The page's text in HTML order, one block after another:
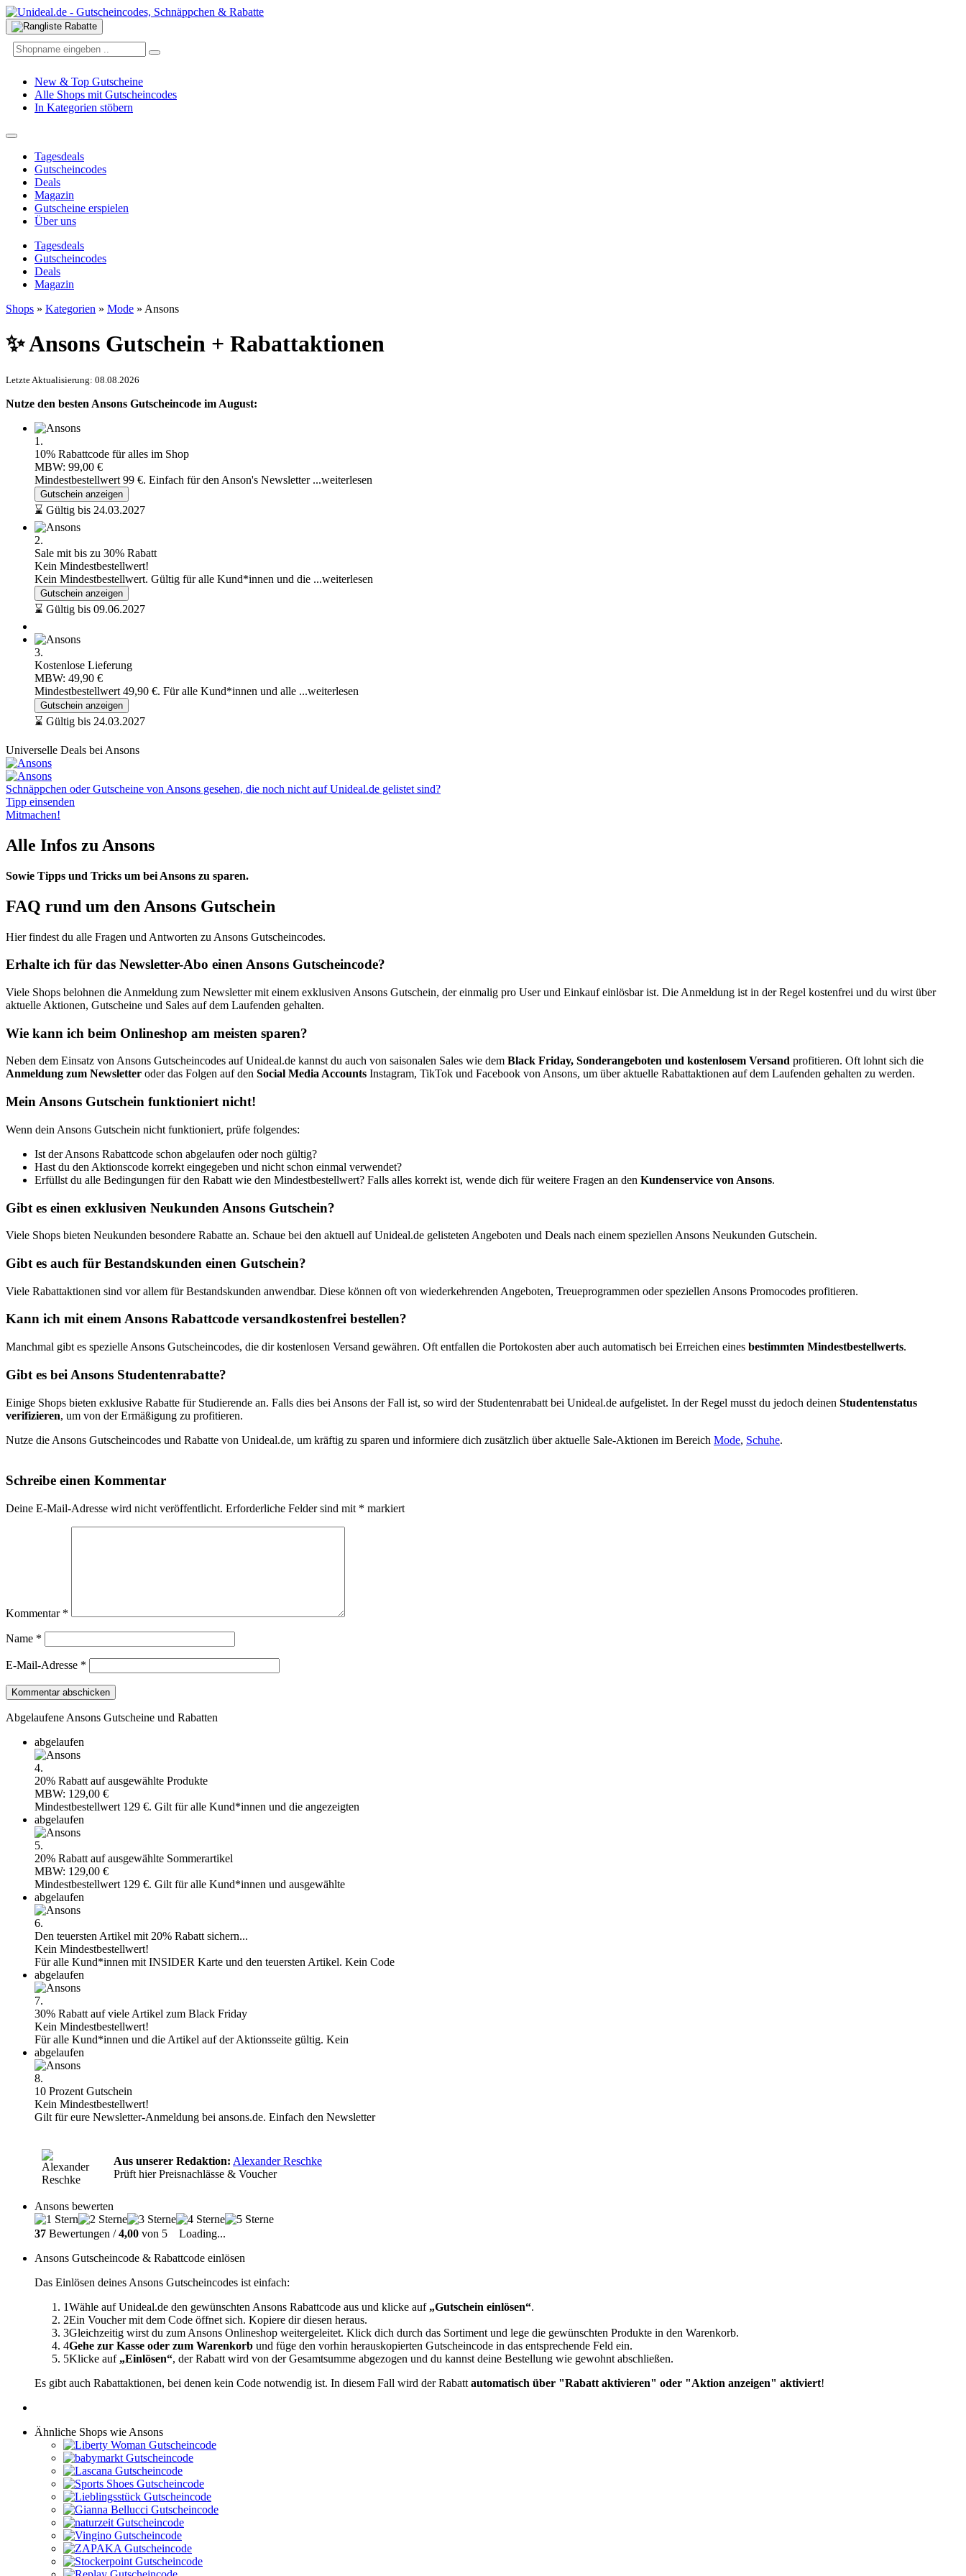
New & Top Gutscheine
Alle Shops mit Gutscheincodes
In Kategorien stöbern
Tagesdeals
Gutscheincodes
Deals
Magazin
Gutscheine erspielen
Über uns
Tagesdeals
Gutscheincodes
Deals
Magazin
Shops » Kategorien » Mode » Ansons
✨ Ansons Gutschein + Rabattaktionen
Letzte Aktualisierung: 08.08.2026
Nutze den besten Ansons Gutscheincode im August:
1.
10% Rabattcode für alles im Shop
MBW: 99,00 €
Mindestbestellwert 99 €. Einfach für den Anson's Newsletter ...weiterlesen
Gutschein anzeigen
⌛ Gültig bis 24.03.2027
2.
Sale mit bis zu 30% Rabatt
Kein Mindestbestellwert!
Kein Mindestbestellwert. Gültig für alle Kund*innen und die ...weiterlesen
Gutschein anzeigen
⌛ Gültig bis 09.06.2027
3.
Kostenlose Lieferung
MBW: 49,90 €
Mindestbestellwert 49,90 €. Für alle Kund*innen und alle ...weiterlesen
Gutschein anzeigen
⌛ Gültig bis 24.03.2027
Universelle Deals bei Ansons
Schnäppchen oder Gutscheine von Ansons gesehen, die noch nicht auf Unideal.de gelistet sind?
Tipp einsenden
Mitmachen!
Alle Infos zu Ansons
Sowie Tipps und Tricks um bei Ansons zu sparen.
FAQ rund um den Ansons Gutschein
Hier findest du alle Fragen und Antworten zu Ansons Gutscheincodes.
Erhalte ich für das Newsletter-Abo einen Ansons Gutscheincode?
Viele Shops belohnen die Anmeldung zum Newsletter mit einem exklusiven Ansons Gutschein, der einmalig pro User und Einkauf einlösbar ist. Die Anmeldung ist in der Regel kostenfrei und du wirst über
aktuelle Aktionen, Gutscheine und Sales auf dem Laufenden gehalten.
Wie kann ich beim Onlineshop am meisten sparen?
Neben dem Einsatz von Ansons Gutscheincodes auf Unideal.de kannst du auch von saisonalen Sales wie dem Black Friday, Sonderangeboten und kostenlosem Versand profitieren. Oft lohnt sich die
Anmeldung zum Newsletter oder das Folgen auf den Social Media Accounts Instagram, TikTok und Facebook von Ansons, um über aktuelle Rabattaktionen auf dem Laufenden gehalten zu werden.
Mein Ansons Gutschein funktioniert nicht!
Wenn dein Ansons Gutschein nicht funktioniert, prüfe folgendes:
Ist der Ansons Rabattcode schon abgelaufen oder noch gültig?
Hast du den Aktionscode korrekt eingegeben und nicht schon einmal verwendet?
Erfüllst du alle Bedingungen für den Rabatt wie den Mindestbestellwert? Falls alles korrekt ist, wende dich für weitere Fragen an den Kundenservice von Ansons.
Gibt es einen exklusiven Neukunden Ansons Gutschein?
Viele Shops bieten Neukunden besondere Rabatte an. Schaue bei den aktuell auf Unideal.de gelisteten Angeboten und Deals nach einem speziellen Ansons Neukunden Gutschein.
Gibt es auch für Bestandskunden einen Gutschein?
Viele Rabattaktionen sind vor allem für Bestandskunden anwendbar. Diese können oft von wiederkehrenden Angeboten, Treueprogrammen oder speziellen Ansons Promocodes profitieren.
Kann ich mit einem Ansons Rabattcode versandkostenfrei bestellen?
Manchmal gibt es spezielle Ansons Gutscheincodes, die dir kostenlosen Versand gewähren. Oft entfallen die Portokosten aber auch automatisch bei Erreichen eines bestimmten Mindestbestellwerts.
Gibt es bei Ansons Studentenrabatte?
Einige Shops bieten exklusive Rabatte für Studierende an. Falls dies bei Ansons der Fall ist, so wird der Studentenrabatt bei Unideal.de aufgelistet. In der Regel musst du jedoch deinen Studentenstatus
verifizieren, um von der Ermäßigung zu profitieren.
Nutze die Ansons Gutscheincodes und Rabatte von Unideal.de, um kräftig zu sparen und informiere dich zusätzlich über aktuelle Sale-Aktionen im Bereich Mode, Schuhe.
Schreibe einen Kommentar
Deine E-Mail-Adresse wird nicht veröffentlicht. Erforderliche Felder sind mit * markiert
Kommentar *
Name *
E-Mail-Adresse *
Abgelaufene Ansons Gutscheine und Rabatten
abgelaufen
4.
20% Rabatt auf ausgewählte Produkte
MBW: 129,00 €
Mindestbestellwert 129 €. Gilt für alle Kund*innen und die angezeigten
abgelaufen
5.
20% Rabatt auf ausgewählte Sommerartikel
MBW: 129,00 €
Mindestbestellwert 129 €. Gilt für alle Kund*innen und ausgewählte
abgelaufen
6.
Den teuersten Artikel mit 20% Rabatt sichern...
Kein Mindestbestellwert!
Für alle Kund*innen mit INSIDER Karte und den teuersten Artikel. Kein Code
abgelaufen
7.
30% Rabatt auf viele Artikel zum Black Friday
Kein Mindestbestellwert!
Für alle Kund*innen und die Artikel auf der Aktionsseite gültig. Kein
abgelaufen
8.
10 Prozent Gutschein
Kein Mindestbestellwert!
Gilt für eure Newsletter-Anmeldung bei ansons.de. Einfach den Newsletter
Aus unserer Redaktion: Alexander Reschke
Prüft hier Preisnachlässe & Voucher
Ansons bewerten
37 Bewertungen /4,00 von 5
Loading...
Ansons Gutscheincode & Rabattcode einlösen
Das Einlösen deines Ansons Gutscheincodes ist einfach:
1Wähle auf Unideal.de den gewünschten Ansons Rabattcode aus und klicke auf „Gutschein einlösen“.
2Ein Voucher mit dem Code öffnet sich. Kopiere dir diesen heraus.
3Gleichzeitig wirst du zum Ansons Onlineshop weitergeleitet. Klick dich durch das Sortiment und lege die gewünschten Produkte in den Warenkorb.
4Gehe zur Kasse oder zum Warenkorb und füge den vorhin herauskopierten Gutscheincode in das entsprechende Feld ein.
5Klicke auf „Einlösen“, der Rabatt wird von der Gesamtsumme abgezogen und du kannst deine Bestellung wie gewohnt abschließen.
Es gibt auch Rabattaktionen, bei denen kein Code notwendig ist. In diesem Fall wird der Rabatt automatisch über "Rabatt aktivieren" oder "Aktion anzeigen" aktiviert!
Ähnliche Shops wie Ansons